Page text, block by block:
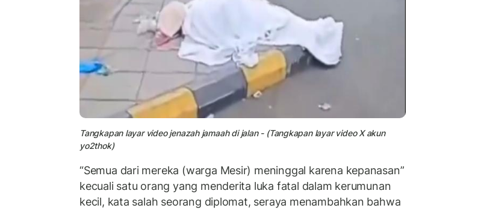
Tangkapan layar video jenazah jamaah di jalan - (Tangkapan layar video X akun
yo2thok)
“Semua dari mereka (warga Mesir) meninggal karena kepanasan”
kecuali satu orang yang menderita luka fatal dalam kerumunan
kecil, kata salah seorang diplomat, seraya menambahkan bahwa